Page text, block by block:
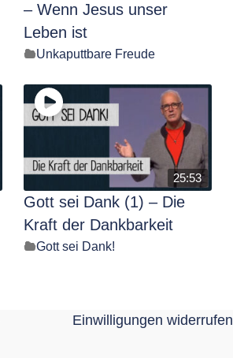
– Wenn Jesus unser
Leben ist
Unkaputtbare Freude
25:53
Gott sei Dank (1) – Die
Kraft der Dankbarkeit
Gott sei Dank!
Einwilligungen widerrufen